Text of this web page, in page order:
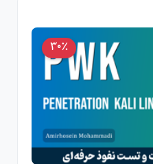
30٪